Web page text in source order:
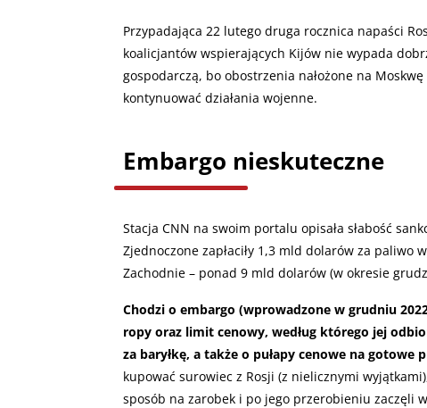
Przypadająca 22 lutego druga rocznica napaści
koalicjantów wspierających Kijów nie wypada
gospodarczą, bo obostrzenia nałożone na
kontynuować działania wojenne.
Embargo nieskuteczne
Stacja CNN na swoim portalu opisała słabość
Zjednoczone zapłaciły 1,3 mld dolarów za
Zachodnie – ponad 9 mld dolarów (w okresie
Chodzi o embargo (wprowadzone w grudniu
ropy oraz limit cenowy, według którego jej
za baryłkę, a także o pułapy cenowe na gotowe
kupować surowiec z Rosji (z nielicznymi
sposób na zarobek i po jego przerobieniu zaczęli